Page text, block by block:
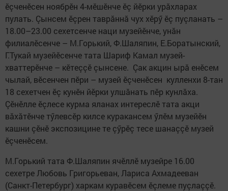
ӗçченӗсен ноябрӗн 4-мӗшӗнче ӗç йӗрки урăхларах
пулать. Çынсем ӗçрен таврăннă чух хӗрӳ ӗç пуçланать –
18.00–23.00 сехетсенче наци музейӗнче, унăн
филиалӗсенче – М.Горький, Ф.Шаляпин, Е.Боратынский,
Г.Тукай музейӗсенче тата Шариф Камал музей-
хваттерӗнче – кӗтеççӗ çынсене. Çак акцин ырă енӗсем
чылай, вӗсенчен пӗри – музей ӗçченӗсен кулленхи 8-тан
18 сехетчен ӗç кунӗн йӗрки улшăнать пӗр кунлăха.
Çӗнӗлле ӗçлесе курма яланах интереслӗ тата акци
вăхăтӗнче тӳлевсӗр килсе куракансем ӳлӗм музейӗн
кашни çӗнӗ экспозицине те çӳрӗç тесе шанаççӗ музей
ӗçченӗсем.
М.Горький тата Ф.Шаляпин ячӗллӗ музейре 16.00
сехетре Любовь Григорьеван, Лариса Ахмадееван
(Санкт-Петербург) харкам куравӗсем ӗçлеме пуçлаççӗ.